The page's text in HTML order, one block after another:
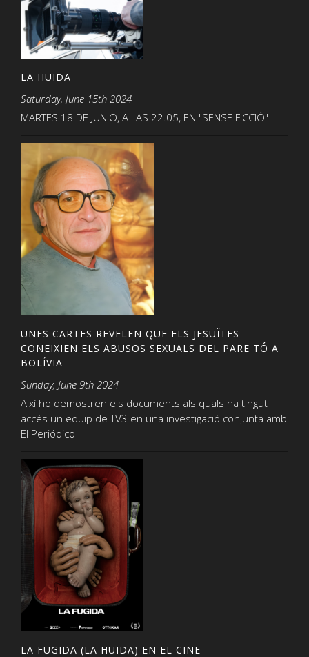
LA HUIDA
Saturday, June 15th 2024
MARTES 18 DE JUNIO, A LAS 22.05, EN "SENSE FICCIÓ"
UNES CARTES REVELEN QUE ELS JESUÏTES
CONEIXIEN ELS ABUSOS SEXUALS DEL PARE TÓ A
BOLÍVIA
Sunday, June 9th 2024
Així ho demostren els documents als quals ha tingut
accés un equip de TV3 en una investigació conjunta amb
El Periódico
LA FUGIDA (LA HUIDA) EN EL CINE